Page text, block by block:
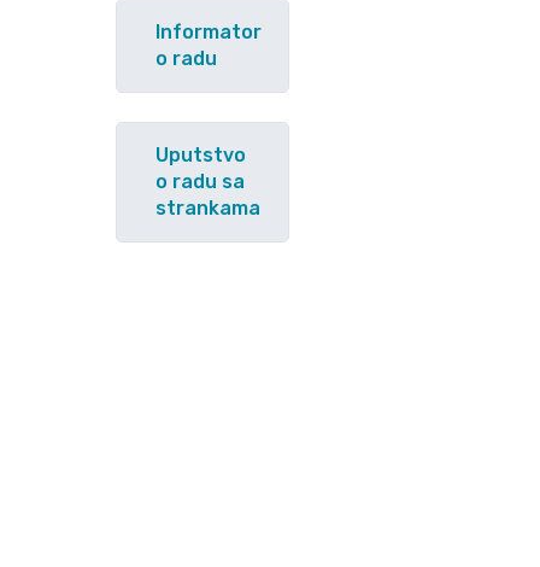
Informator
o radu
Uputstvo
o radu sa
strankama